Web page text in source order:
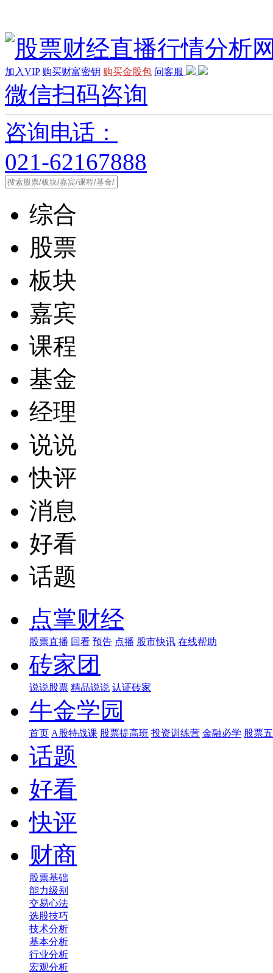
加入VIP 购买财富密钥 购买金股包 问客服
微信扫码咨询
咨询电话：
021-62167888
综合
股票
板块
嘉宾
课程
基金
经理
说说
快评
消息
好看
话题
点掌财经
股票直播 回看 预告 点播 股市快讯 在线帮助
砖家团
说说股票 精品说说 认证砖家
牛金学园
首页 A股特战课 股票提高班 投资训练营 金融必学 股票
话题
好看
快评
财商
股票基础
能力级别
交易心法
选股技巧
技术分析
基本分析
行业分析
宏观分析